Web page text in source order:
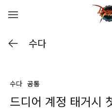
수다
수다 공통
드디어 계정 태거시